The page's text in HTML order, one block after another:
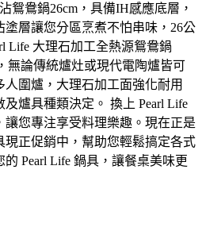
鴛鴦鍋26cm，具備IH感應底層，
層讓您分區烹煮不怕串味，26公
Life 大理石加工全熱源鴛鴦鍋
無論傳統爐灶或現代電陶爐皆可
圍爐，大理石加工面強化耐用
爐具種類決定。 換上 Pearl Life
您專注享受料理樂趣。現在正是
現正促銷中，幫助您輕鬆搞定各式
Pearl Life 鍋具，讓餐桌美味更